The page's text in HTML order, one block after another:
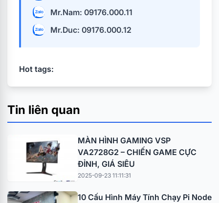
Tin liên quan
MÀN HÌNH GAMING VSP
VA2728G2 – CHIẾN GAME CỰC
ĐỈNH, GIÁ SIÊU
2025-09-23 11:11:31
10 Cấu Hình Máy Tính Chạy Pi Node
Mr.Nam: 09176.000.11
Mr.Duc: 09176.000.12
Hot tags: